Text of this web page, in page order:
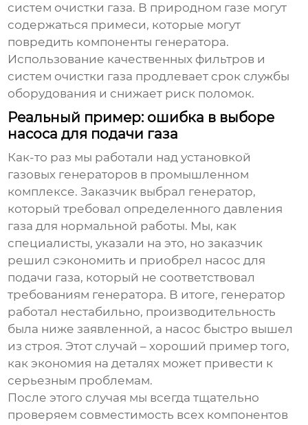
систем очистки газа. В природном газе могут
содержаться примеси, которые могут
повредить компоненты генератора.
Использование качественных фильтров и
систем очистки газа продлевает срок службы
оборудования и снижает риск поломок.
Реальный пример: ошибка в выборе
насоса для подачи газа
Как-то раз мы работали над установкой
газовых генераторов в промышленном
комплексе. Заказчик выбрал генератор,
который требовал определенного давления
газа для нормальной работы. Мы, как
специалисты, указали на это, но заказчик
решил сэкономить и приобрел насос для
подачи газа, который не соответствовал
требованиям генератора. В итоге, генератор
работал нестабильно, производительность
была ниже заявленной, а насос быстро вышел
из строя. Этот случай – хороший пример того,
как экономия на деталях может привести к
серьезным проблемам.
После этого случая мы всегда тщательно
проверяем совместимость всех компонентов